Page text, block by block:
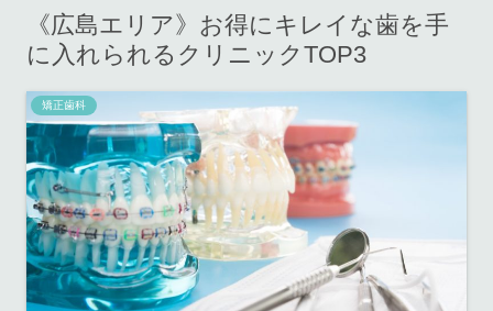
《広島エリア》お得にキレイな歯を手
に入れられるクリニックTOP3
矯正歯科